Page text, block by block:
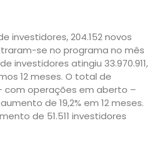
investidores, 204.152 novos
se no programa no mês
investidores atingiu 33.970.911,
12 meses. O total de
com operações em aberto –
de 19,2% em 12 meses.
de 51.511 investidores